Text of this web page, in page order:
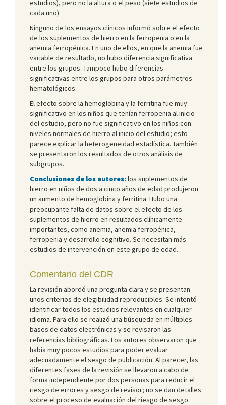
estudios), pero no la altura o el peso (siete estudios de
cada uno).
Ninguno de los ensayos clínicos informó sobre el efecto
de los suplementos de hierro en la ferropenia o en la
anemia ferropénica. En uno de ellos, en que la anemia fue
variable de resultado, no hubo diferencia significativa
entre los grupos. Tampoco hubo diferencias
significativas entre los grupos para otros parámetros
hematológicos.
El efecto sobre la hemoglobina y la ferritina fue muy
significativo en los niños que tenían ferropenia al inicio
del estudio, pero no fue significativo en los niños con
niveles normales de hierro al inicio del estudio; esto
parece explicar la heterogeneidad estadística. También
se presentaron los resultados de otros análisis de
subgrupos.
Conclusiones de los autores:los suplementos de
hierro en niños de dos a cinco años de edad produjeron
un aumento de hemoglobina y ferritina. Hubo una
preocupante falta de datos sobre el efecto de los
suplementos de hierro en resultados clínicamente
importantes, como anemia, anemia ferropénica,
ferropenia y desarrollo cognitivo. Se necesitan más
estudios de intervención en este grupo de edad.
Comentario del CDR
La revisión abordó una pregunta clara y se presentan
unos criterios de elegibilidad reproducibles. Se intentó
identificar todos los estudios relevantes en cualquier
idioma. Para ello se realizó una búsqueda en múltiples
bases de datos electrónicas y se revisaron las
referencias bibliográficas. Los autores observaron que
había muy pocos estudios para poder evaluar
adecuadamente el sesgo de publicación. Al parecer, las
diferentes fases de la revisión se llevaron a cabo de
forma independiente por dos personas para reducir el
riesgo de errores y sesgo de revisor; no se dan detalles
sobre el proceso de evaluación del riesgo de sesgo.